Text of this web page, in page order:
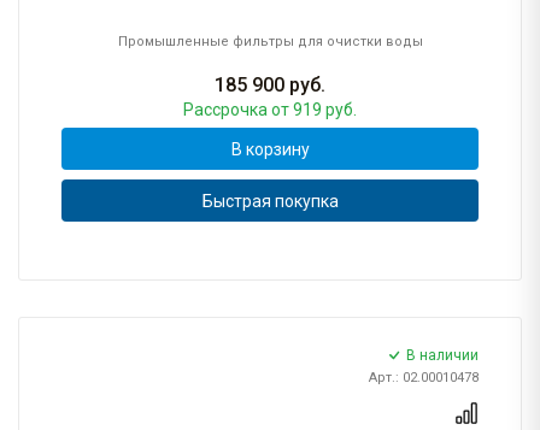
Промышленные фильтры для очистки воды
185 900 руб.
Рассрочкаот 919 руб.
В корзину
Быстрая покупка
В наличии
Арт.: 02.00010478